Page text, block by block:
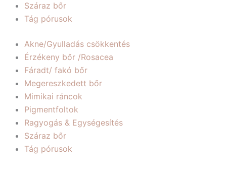
Száraz bőr
Tág pórusok
Akne/Gyulladás csökkentés
Érzékeny bőr /Rosacea
Fáradt/ fakó bőr
Megereszkedett bőr
Mimikai ráncok
Pigmentfoltok
Ragyogás & Egységesítés
Száraz bőr
Tág pórusok